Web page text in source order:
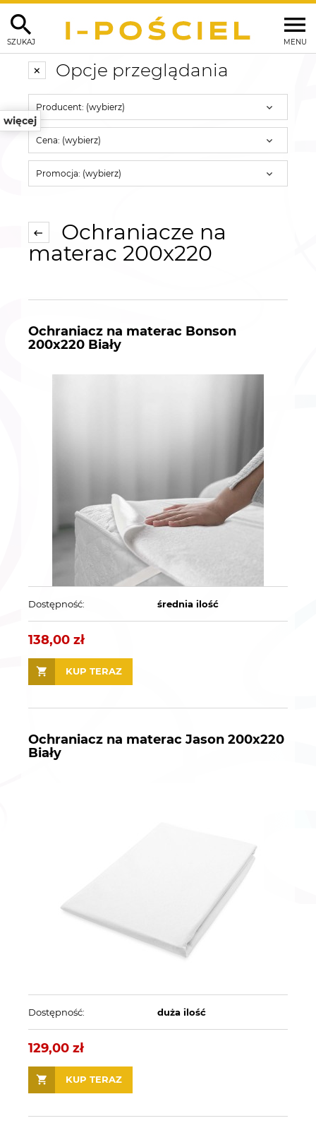
MENU
SZUKAJ
więcej
Opcje przeglądania
Producent: (wybierz)
Cena: (wybierz)
Promocja: (wybierz)
Ochraniacze na
materac 200x220
Ochraniacz na materac Bonson
200x220 Biały
Dostępność: średnia ilość
138,00 zł
KUP TERAZ
Ochraniacz na materac Jason 200x220
Biały
Dostępność: duża ilość
129,00 zł
KUP TERAZ